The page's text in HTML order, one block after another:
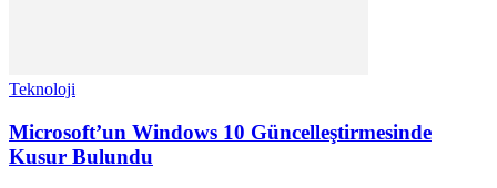
Teknoloji
Microsoft’un Windows 10 Güncelleştirmesinde
Kusur Bulundu